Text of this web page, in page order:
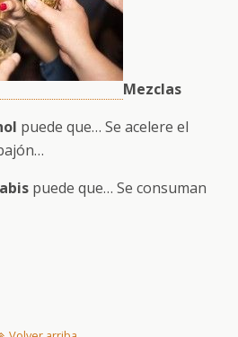
Mezclas
puede que… Se acelere el
puede que… Se consuman